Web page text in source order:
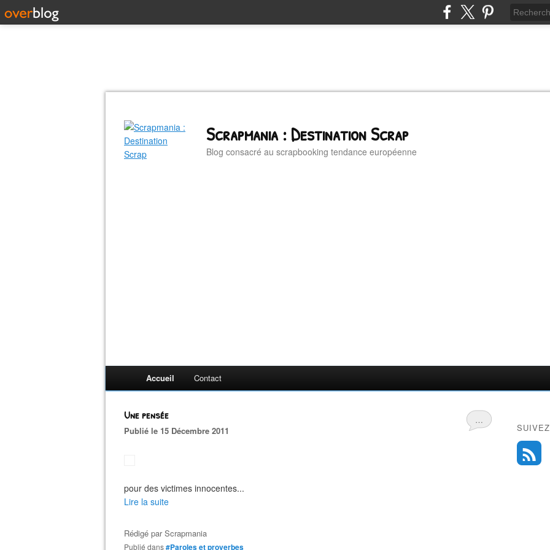
Scrapmania : Destination Scrap
Blog consacré au scrapbooking tendance européenne
Accueil Contact
…
Une pensée
Publié le 15 Décembre 2011
pour des victimes innocentes...
Lire la suite
Rédigé parScrapmania
Publié dans#Paroles et proverbes